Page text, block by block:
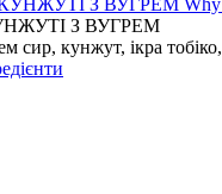
З ВУГРЕМ
сир, кунжут, ікра